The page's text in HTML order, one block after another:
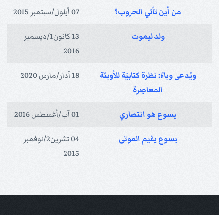
من أين تأتي الحروب؟ 07 أيلول/سبتمبر 2015
ولد ليموت
13 كانون1/ديسمبر
2016
ويُدعى وباءً: نظرة كتابيَة للأوبئة
المعاصِرة
18 آذار/مارس 2020
يسوع هو انتصاري 01 آب/أغسطس 2016
يسوع يقيم الموتى
04 تشرين2/نوفمبر
2015